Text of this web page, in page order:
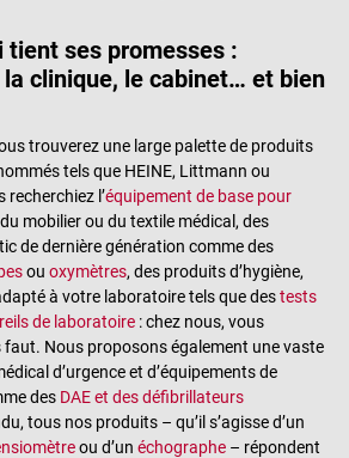
tient ses promesses :
la clinique, le cabinet… et bien
trouverez une large palette de produits
tels que HEINE, Littmann ou
recherchiez l’équipement de base pour
mobilier ou du textile médical, des
de dernière génération comme des
ou oxymètres, des produits d’hygiène,
à votre laboratoire tels que destests
de laboratoire : chez nous, vous
faut. Nous proposons également une vaste
d’urgence et d’équipements de
des DAE et des défibrillateurs
tous nos produits – qu’il s’agisse d’un
ou d’un échographe – répondent